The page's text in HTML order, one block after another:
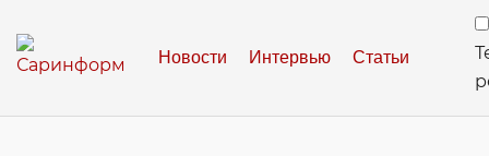
Новости Интервью Статьи